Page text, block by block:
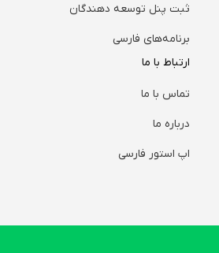
ثبت پنل توسعه دهندگان
برنامه‌های فارسی
ارتباط با ما
تماس با ما
درباره ما
اپ استور فارسی